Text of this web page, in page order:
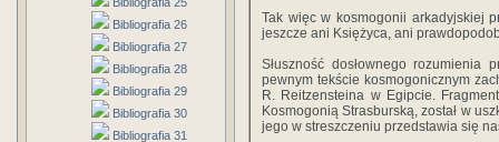
Bibliografia 26
Bibliografia 27
Bibliografia 28
Bibliografia 29
Bibliografia 30
Bibliografia 31
Tak więc w kosmogonii arkadyjskiej
jeszcze ani Księżyca, ani
Słuszność dosłownego rozumienia
pewnym tekście kosmogonicznym
R. Reitzensteina w Egipcie.
Kosmogonią Strasburską, został w
jego w streszczeniu przedstawia się